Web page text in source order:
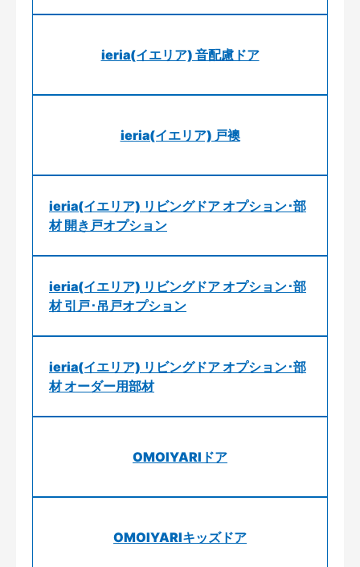
ieria(イエリア) 音配慮ドア
ieria(イエリア) 戸襖
ieria(イエリア) リビングドア オプション･部
材 開き戸オプション
ieria(イエリア) リビングドア オプション･部
材 引戸･吊戸オプション
ieria(イエリア) リビングドア オプション･部
材 オーダー用部材
OMOIYARIドア
OMOIYARIキッズドア